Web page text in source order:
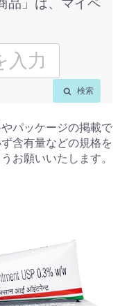
検索
パッケージの掲載で
含有量などの規格を
お願いいたします。